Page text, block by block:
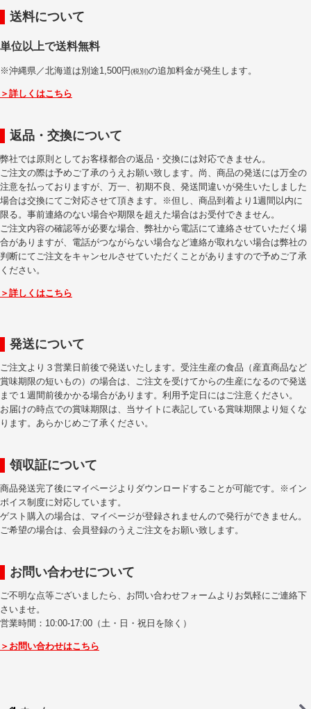
送料について
単位以上で送料無料
※沖縄県／北海道は別途1,500円(税別)の追加料金が発生します。
＞詳しくはこちら
返品・交換について
弊社では原則としてお客様都合の返品・交換には対応できません。
ご注文の際は予めご了承のうえお願い致します。尚、商品の発送には万全の
注意を払っておりますが、万一、初期不良、発送間違いが発生いたしました
場合は交換にてご対応させて頂きます。※但し、商品到着より1週間以内に
限る。事前連絡のない場合や期限を超えた場合はお受付できません。
ご注文内容の確認等が必要な場合、弊社から電話にて連絡させていただく場
合がありますが、電話がつながらない場合など連絡が取れない場合は弊社の
判断にてご注文をキャンセルさせていただくことがありますので予めご了承
ください。
＞詳しくはこちら
発送について
ご注文より３営業日前後で発送いたします。受注生産の食品（産直商品など
賞味期限の短いもの）の場合は、ご注文を受けてからの生産になるので発送
まで１週間前後かかる場合があります。利用予定日にはご注意ください。
お届けの時点での賞味期限は、当サイトに表記している賞味期限より短くな
ります。あらかじめご了承ください。
領収証について
商品発送完了後にマイページよりダウンロードすることが可能です。※イン
ボイス制度に対応しています。
ゲスト購入の場合は、マイページが登録されませんので発行ができません。
ご希望の場合は、会員登録のうえご注文をお願い致します。
お問い合わせについて
ご不明な点等ございましたら、お問い合わせフォームよりお気軽にご連絡下
さいませ。
営業時間：10:00-17:00（土・日・祝日を除く）
＞お問い合わせはこちら